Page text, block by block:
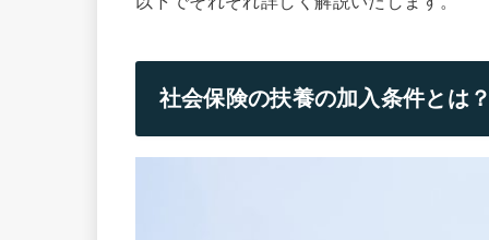
社会保険の扶養の加入条件とは